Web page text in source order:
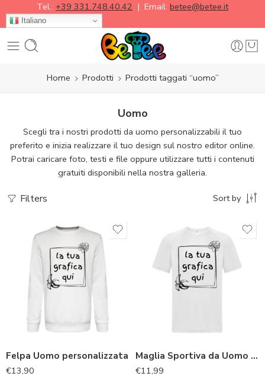
Tel.: +39 331.748.40.42 | Email: betee@betee.it
Italiano
Home Prodotti Prodotti taggati “uomo”
Uomo
Scegli tra i nostri prodotti da uomo personalizzabili il tuo
preferito e inizia realizzare il tuo design sul nostro editor online.
Potrai caricare foto, testi e file oppure utilizzare tutti i contenuti
gratuiti disponibili nella nostra galleria.
Filters Sort by
Felpa Uomo personalizzata
€13,90
Maglia Sportiva da Uomo personalizzata
€11,99